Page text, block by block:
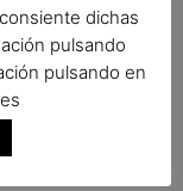
dichas
pulsando
pulsando en